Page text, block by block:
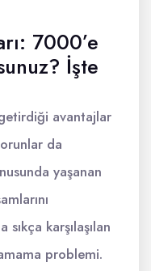
7000’e
İşte
avantajlar
da
yaşanan
karşılaşılan
problemi.